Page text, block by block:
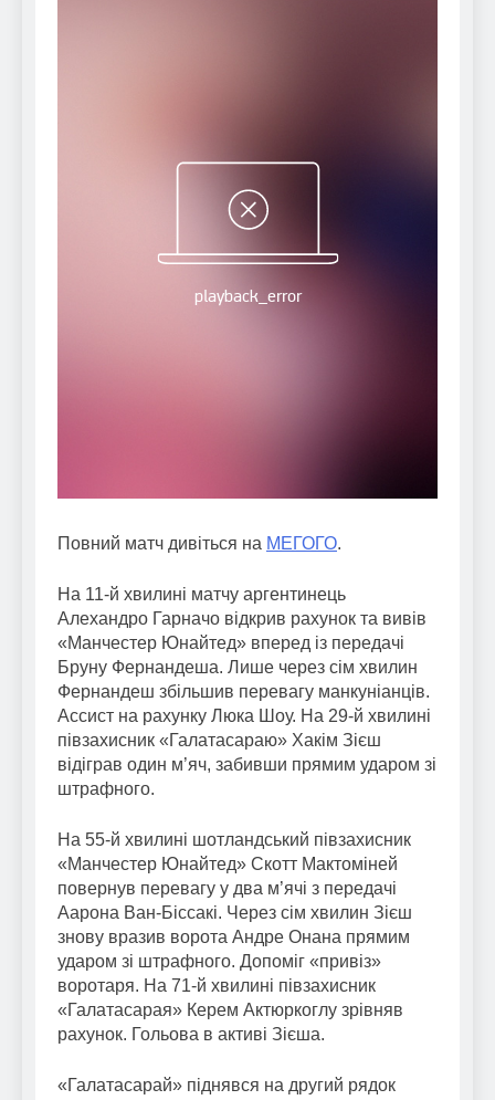
Повний матч дивіться на МЕГОГО.
На 11-й хвилині матчу аргентинець
Алехандро Гарначо відкрив рахунок та вивів
«Манчестер Юнайтед» вперед із передачі
Бруну Фернандеша. Лише через сім хвилин
Фернандеш збільшив перевагу манкуніанців.
Ассист на рахунку Люка Шоу. На 29-й хвилині
півзахисник «Галатасараю» Хакім Зієш
відіграв один м’яч, забивши прямим ударом зі
штрафного.
На 55-й хвилині шотландський півзахисник
«Манчестер Юнайтед» Скотт Мактоміней
повернув перевагу у два м’ячі з передачі
Аарона Ван-Біссакі. Через сім хвилин Зієш
знову вразив ворота Андре Онана прямим
ударом зі штрафного. Допоміг «привіз»
воротаря. На 71-й хвилині півзахисник
«Галатасарая» Керем Актюркоглу зрівняв
рахунок. Гольова в активі Зієша.
«Галатасарай» піднявся на другий рядок